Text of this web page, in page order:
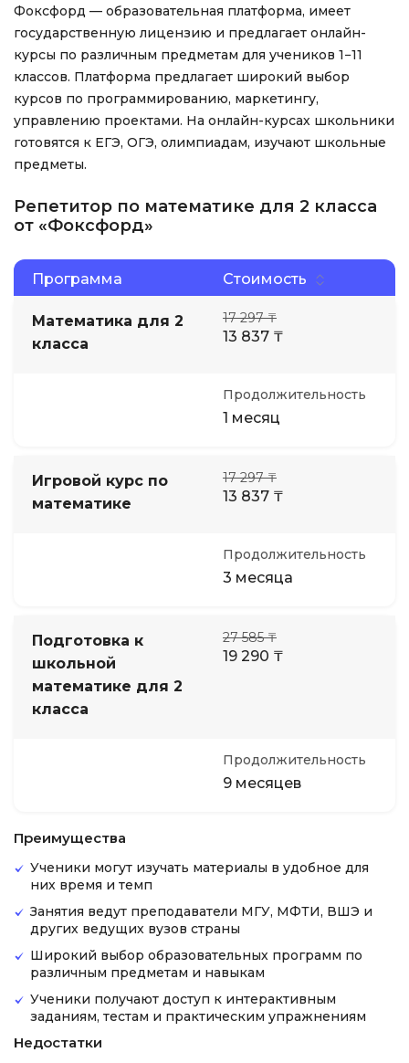
Фоксфорд — образовательная платформа, имеет
государственную лицензию и предлагает онлайн-
курсы по различным предметам для учеников 1−11
классов. Платформа предлагает широкий выбор
курсов по программированию, маркетингу,
управлению проектами. На онлайн-курсах школьники
готовятся к ЕГЭ, ОГЭ, олимпиадам, изучают школьные
предметы.
Репетитор по математике для 2 класса
от «Фоксфорд»
Программа Стоимость
Математика для 2
класса
17 297 ₸
13 837 ₸
Продолжительность
1 месяц
Игровой курс по
математике
17 297 ₸
13 837 ₸
Продолжительность
3 месяца
Подготовка к
школьной
математике для 2
класса
27 585 ₸
19 290 ₸
Продолжительность
9 месяцев
Преимущества
Ученики могут изучать материалы в удобное для
них время и темп
Занятия ведут преподаватели МГУ, МФТИ, ВШЭ и
других ведущих вузов страны
Широкий выбор образовательных программ по
различным предметам и навыкам
Ученики получают доступ к интерактивным
заданиям, тестам и практическим упражнениям
Недостатки